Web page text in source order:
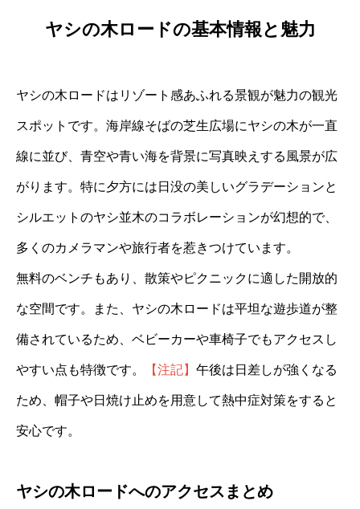
ヤシの木ロードの基本情報と魅力
ヤシの木ロードはリゾート感あふれる景観が魅力の観光
スポットです。海岸線そばの芝生広場にヤシの木が一直
線に並び、青空や青い海を背景に写真映えする風景が広
がります。特に夕方には日没の美しいグラデーションと
シルエットのヤシ並木のコラボレーションが幻想的で、
多くのカメラマンや旅行者を惹きつけています。
無料のベンチもあり、散策やピクニックに適した開放的
な空間です。また、ヤシの木ロードは平坦な遊歩道が整
備されているため、ベビーカーや車椅子でもアクセスし
やすい点も特徴です。 【注記】 午後は日差しが強くなる
ため、帽子や日焼け止めを用意して熱中症対策をすると
安心です。
ヤシの木ロードへのアクセスまとめ